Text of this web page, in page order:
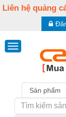
Liên hệ quảng
Sản phẩm